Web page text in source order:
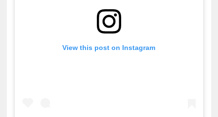
View this post on Instagram